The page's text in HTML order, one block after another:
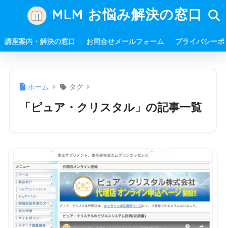
MLM お悩み解決の窓口
講座案内・解決の窓口 お問合せメールフォーム プライバシー
ホーム タグ
「ピュア・クリスタル」の記事一覧
ピュア・クリスタルというネットワークビジネス
（MLM）運営会社をご存知でしょうか。 ピュア・クリ
スタル株式会社は、ネットワークビジネ売上高ランキン
グ２０１８において第３５位で、売上高は約４０億 ...
" width="520" height="300" />